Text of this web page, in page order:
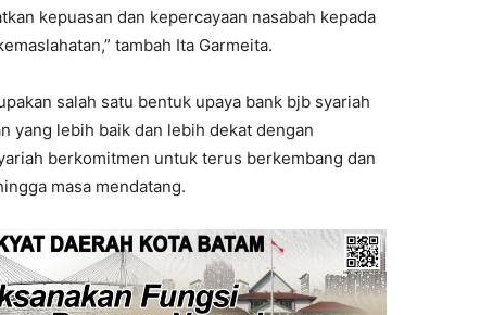
kepuasan dan kepercayaan nasabah kepada
tambah Ita Garmeita.
salah satu bentuk upaya bank bjb syariah
yang lebih baik dan lebih dekat dengan
berkomitmen untuk terus berkembang dan
masa mendatang.